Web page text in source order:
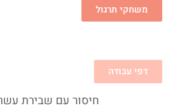
משחקי תרגול
דפי עבודה
חיסור עם שבירת